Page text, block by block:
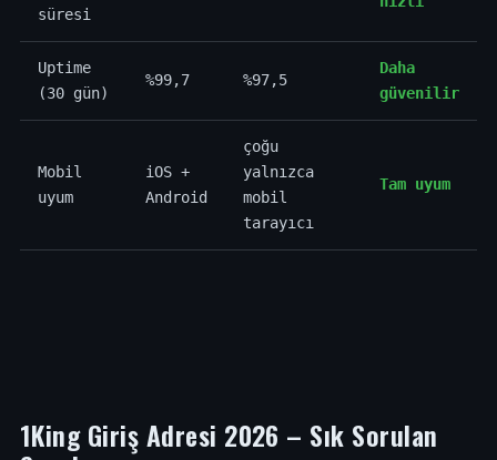
süresi
Uptime
(30 gün)
%99,7 %97,5
Daha
güvenilir
Mobil
uyum
iOS +
Android
çoğu
yalnızca
mobil
tarayıcı
Tam uyum
1King Giriş Adresi 2026 – Sık Sorulan